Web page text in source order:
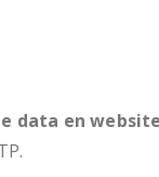
data en